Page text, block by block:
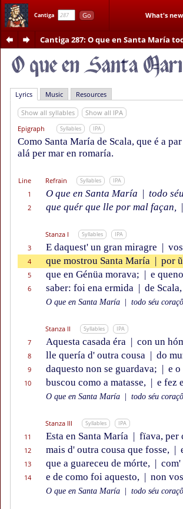
Cantiga Go What's
Cantiga 287: O que en Santa María
Lyrics Music Resources
Show all syllables
Show all IPA
Epigraph
Syllables IPA
Como Santa María de Scala, que é a
alá per mar en romaría.
Line Refrain Syllables IPA
1 O que en Santa María | todo
2 que quér que lle por mal façan, |
Stanza I Syllables IPA
3 E daquest' un gran miragre |
4 que mostrou Santa María | por
5 que en Génüa morava; | e
6 saber: foi ena ermida | de
O que en Santa María todo séu
Stanza II Syllables IPA
7 Aquesta casada éra | con un
8 lle quería d' outra cousa | do
9 daquesto non se guardava; | e
10 buscou como a matasse, | e fez
O que en Santa María todo séu
Stanza III Syllables IPA
11 Esta en Santa María | fïava, per
12 mais d' outra cousa que fosse, |
13 que a guareceu de mórte, | com'
14 e de como foi aquesto, | non
O que en Santa María todo séu